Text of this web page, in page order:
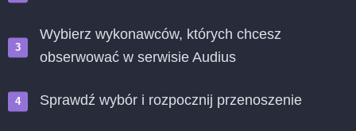
Wybierz wykonawców, których chcesz
obserwować w serwisie Audius
Sprawdź wybór i rozpocznij przenoszenie